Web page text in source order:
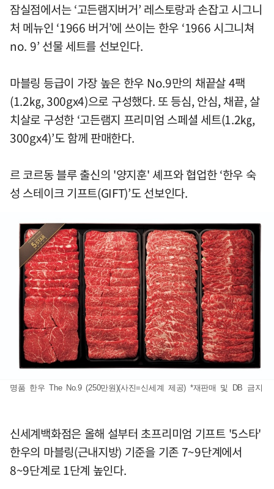
잠실점에서는 ‘고든램지버거’ 레스토랑과 손잡고 시그니
처 메뉴인 ‘1966 버거’에 쓰이는 한우 ‘1966 시그니쳐
no. 9’ 선물 세트를 선보인다.
마블링 등급이 가장 높은 한우 No.9만의 채끝살 4팩
(1.2㎏, 300gx4)으로 구성했다. 또 등심, 안심, 채끝, 살
치살로 구성한 ‘고든램지 프리미엄 스페셜 세트(1.2㎏,
300gx4)’도 함께 판매한다.
르 코르동 블루 출신의 '양지훈' 셰프와 협업한 ‘한우 숙
성 스테이크 기프트(GIFT)’도 선보인다.
명품 한우 The No.9 (250만원)(사진=신세계 제공) *재판매 및 DB 금지
신세계백화점은 올해 설부터 초프리미엄 기프트 '5스타'
한우의 마블링(근내지방) 기준을 기존 7~9단계에서
8~9단계로 1단계 높인다.